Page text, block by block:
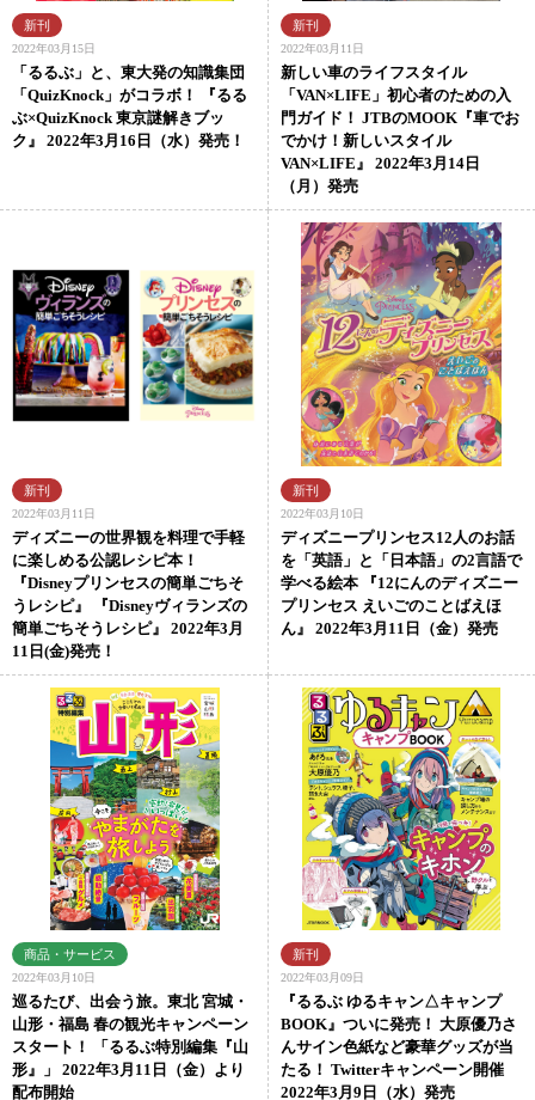
2022年03月15日
「るるぶ」と、東大発の知識集団
「QuizKnock」がコラボ！ 『るる
ぶ×QuizKnock 東京謎解きブッ
ク』 2022年3月16日（水）発売！
2022年03月11日
新しい車のライフスタイル
「VAN×LIFE」初心者のための入
門ガイド！ JTBのMOOK『車でお
でかけ！新しいスタイル
VAN×LIFE』 2022年3月14日
（月）発売
2022年03月11日
ディズニーの世界観を料理で手軽
に楽しめる公認レシピ本！
『Disneyプリンセスの簡単ごちそ
うレシピ』 『Disneyヴィランズの
簡単ごちそうレシピ』 2022年3月
11日(金)発売！
2022年03月10日
ディズニープリンセス12人のお話
を「英語」と「日本語」の2言語で
学べる絵本 『12にんのディズニー
プリンセス えいごのことばえほ
ん』 2022年3月11日（金）発売
2022年03月10日
巡るたび、出会う旅。東北 宮城・
山形・福島 春の観光キャンペーン
スタート！ 「るるぶ特別編集『山
形』」 2022年3月11日（金）より
配布開始
2022年03月09日
『るるぶ ゆるキャン△キャンプ
BOOK』ついに発売！ 大原優乃さ
んサイン色紙など豪華グッズが当
たる！ Twitterキャンペーン開催
2022年3月9日（水）発売